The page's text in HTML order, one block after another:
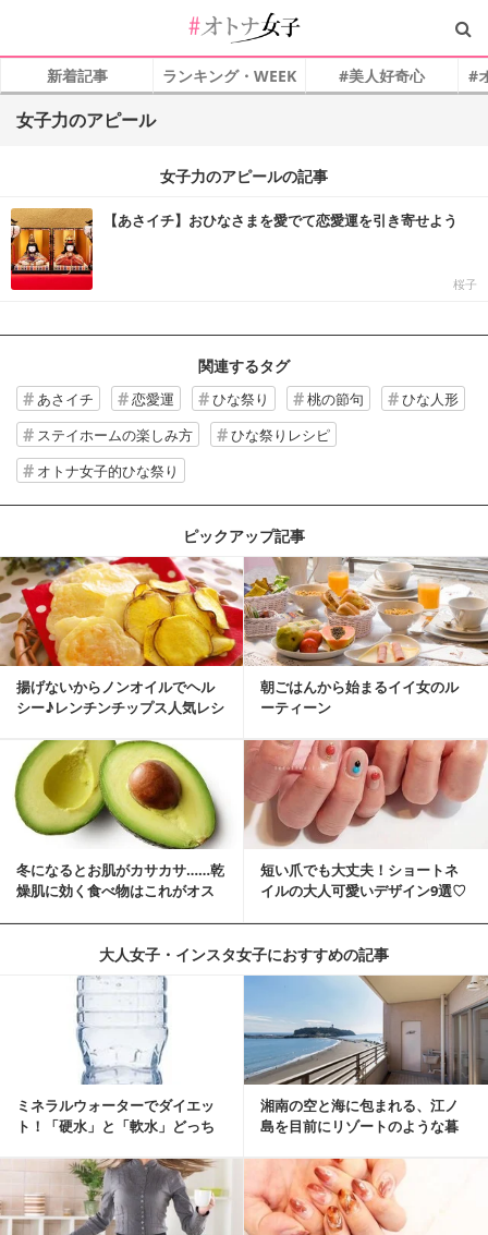
新着記事 ランキング・WEEK #美人好奇心 #
女子力のアピール
女子力のアピールの記事
【あさイチ】おひなさまを愛でて恋愛運を引き寄せよう
桜子
関連するタグ
あさイチ 恋愛運 ひな祭り 桃の節句
ひな人形
ステイホームの楽しみ方
ひな祭りレシピ
オトナ女子的ひな祭り
ピックアップ記事
揚げないからノンオイルでヘル
シー♪レンチンチップス人気レシ
朝ごはんから始まるイイ女のル
ーティーン
冬になるとお肌がカサカサ……乾
燥肌に効く食べ物はこれがオス
短い爪でも大丈夫！ショートネ
イルの大人可愛いデザイン9選♡
大人女子・インスタ女子におすすめの記事
ミネラルウォーターでダイエッ
ト！「硬水」と「軟水」どっち
湘南の空と海に包まれる、江ノ
島を目前にリゾートのような暮